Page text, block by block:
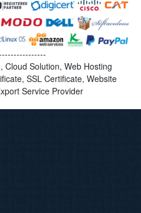
Cloud Solution, Web Hosting
SSL Certificate, Website
Service Provider